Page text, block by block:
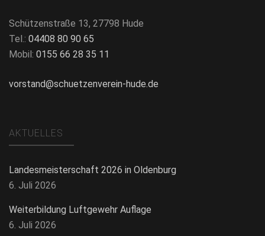
Schützenstraße 13, 27798 Hude
Tel.: 04408 80 90 65
Mobil: 0155 66 28 35 11
vorstand@schuetzenverein-hude.de
AKTUELLES
Landesmeisterschaft 2026 in Oldenburg
6. Juli 2026
Weiterbildung Luftgewehr Auflage
6. Juli 2026